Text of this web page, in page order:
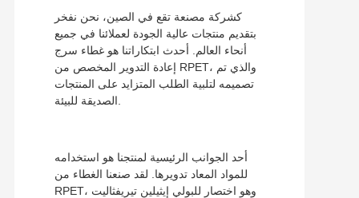
كشركة مصنعة تقع في الصين، نحن نفخر
بتقديم منتجات عالية الجودة لعملائنا في جميع
أنحاء العالم. أحدث ابتكاراتنا هو غطاء سرج
إعادة التدوير المخصص من RPET، والذي تم
تصميمه لتلبية الطلب المتزايد على المنتجات
أحد الجوانب الرئيسية لمنتجنا هو استخدامه
للمواد المعاد تدويرها. لقد صنعنا الغطاء من
RPET، وهو اختصار للبولي إيثيلين تيريفثاليت